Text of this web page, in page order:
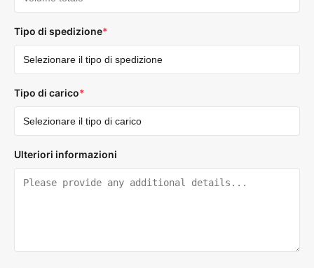
Tipo di spedizione*
Tipo di carico*
Ulteriori informazioni